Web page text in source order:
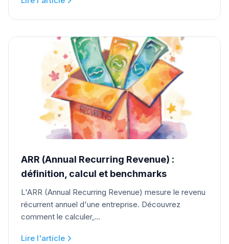
ARR (Annual Recurring Revenue) :
définition, calcul et benchmarks
L'ARR (Annual Recurring Revenue) mesure le revenu
récurrent annuel d'une entreprise. Découvrez
comment le calculer,...
Lire l'article